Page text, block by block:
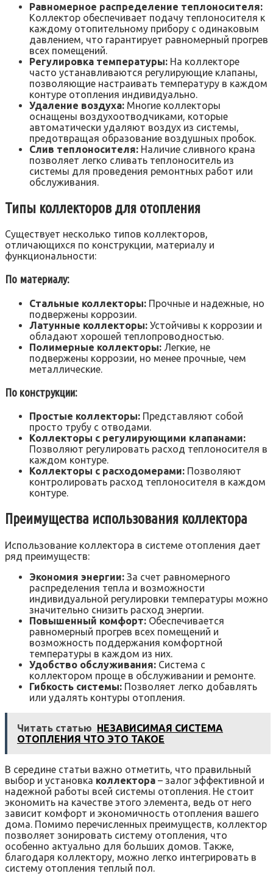
Равномерное распределение теплоносителя:
Коллектор обеспечивает подачу теплоносителя к
каждому отопительному прибору с одинаковым
давлением, что гарантирует равномерный прогрев
всех помещений.
Регулировка температуры: На коллекторе
часто устанавливаются регулирующие клапаны,
позволяющие настраивать температуру в каждом
контуре отопления индивидуально.
Удаление воздуха: Многие коллекторы
оснащены воздухоотводчиками, которые
автоматически удаляют воздух из системы,
предотвращая образование воздушных пробок.
Слив теплоносителя: Наличие сливного крана
позволяет легко сливать теплоноситель из
системы для проведения ремонтных работ или
обслуживания.
Типы коллекторов для отопления
Существует несколько типов коллекторов,
отличающихся по конструкции, материалу и
функциональности:
По материалу:
Стальные коллекторы: Прочные и надежные, но
подвержены коррозии.
Латунные коллекторы: Устойчивы к коррозии и
обладают хорошей теплопроводностью.
Полимерные коллекторы: Легкие, не
подвержены коррозии, но менее прочные, чем
металлические.
По конструкции:
Простые коллекторы: Представляют собой
просто трубу с отводами.
Коллекторы с регулирующими клапанами:
Позволяют регулировать расход теплоносителя в
каждом контуре.
Коллекторы с расходомерами: Позволяют
контролировать расход теплоносителя в каждом
контуре.
Преимущества использования коллектора
Использование коллектора в системе отопления дает
ряд преимуществ:
Экономия энергии: За счет равномерного
распределения тепла и возможности
индивидуальной регулировки температуры можно
значительно снизить расход энергии.
Повышенный комфорт: Обеспечивается
равномерный прогрев всех помещений и
возможность поддержания комфортной
температуры в каждом из них.
Удобство обслуживания: Система с
коллектором проще в обслуживании и ремонте.
Гибкость системы: Позволяет легко добавлять
или удалять контуры отопления.
Читать статью НЕЗАВИСИМАЯ СИСТЕМА
ОТОПЛЕНИЯ ЧТО ЭТО ТАКОЕ
В середине статьи важно отметить, что правильный
выбор и установка коллектора – залог эффективной и
надежной работы всей системы отопления. Не стоит
экономить на качестве этого элемента, ведь от него
зависит комфорт и экономичность отопления вашего
дома. Помимо перечисленных преимуществ, коллектор
позволяет зонировать систему отопления, что
особенно актуально для больших домов. Также,
благодаря коллектору, можно легко интегрировать в
систему отопления теплый пол.